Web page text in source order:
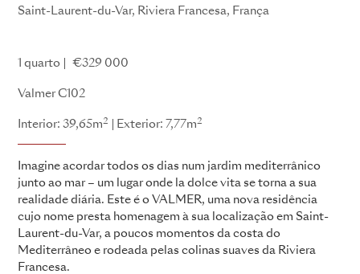
Saint-Laurent-du-Var, Riviera Francesa, França
1 quarto €329 000
Valmer C102
Interior: 39,65m2 Exterior: 7,77m2
Imagine acordar todos os dias num jardim mediterrânico
junto ao mar – um lugar onde la dolce vita se torna a sua
realidade diária. Este é o VALMER, uma nova residência
cujo nome presta homenagem à sua localização em Saint-
Laurent-du-Var, a poucos momentos da costa do
Mediterrâneo e rodeada pelas colinas suaves da Riviera
Francesa.